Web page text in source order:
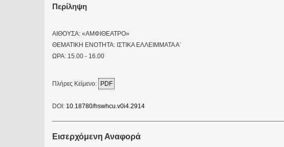
Περίληψη
ΑΙΘΟΥΣΑ: «ΑΜΦΙΘΕΑΤΡΟ»
ΘΕΜΑΤΙΚΗ ΕΝΟΤΗΤΑ: ΙΣΤΙΚΑ ΕΛΛΕΙΜΜΑΤΑ Α΄
ΩΡΑ: 15.00 - 16.00
Πλήρες Κείμενο: PDF
DOI: 10.18780/hswhcu.v0i4.2914
Εισερχόμενη Αναφορά